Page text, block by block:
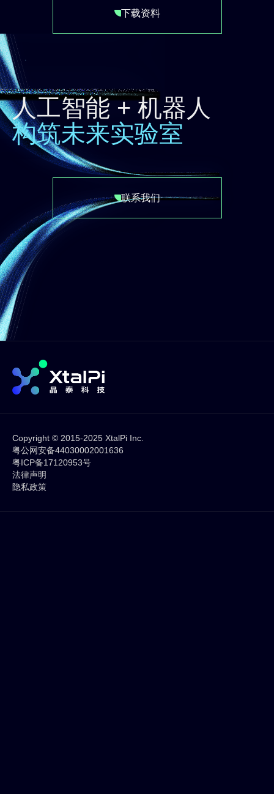
下载资料
人工智能 + 机器人
构筑未来实验室
联系我们
Copyright © 2015-2025 XtalPi Inc.
粤公网安备44030002001636
粤ICP备17120953号
法律声明
隐私政策